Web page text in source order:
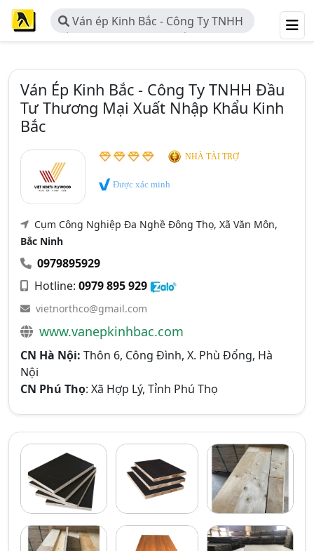
Ván ép Kinh Bắc - Công Ty TNHH
Đầu Tư Thương Mại Xuất Nhập
Ván Ép Kinh Bắc - Công Ty TNHH Đầu
Tư Thương Mại Xuất Nhập Khẩu Kinh
Bắc
NHÀ TÀI TRỢ
Được xác minh
Cụm Công Nghiệp Đa Nghề Đông Thọ, Xã Văn Môn,
Bắc Ninh
0979895929
Hotline: 0979 895 929
vietnorthco@gmail.com
www.vanepkinhbac.com
CN Hà Nội: Thôn 6, Công Đình, X. Phù Đổng, Hà
Nội
CN Phú Thọ: Xã Hợp Lý, Tỉnh Phú Thọ